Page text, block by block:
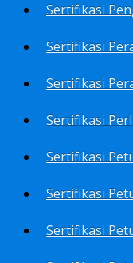
Sertifikasi
Sertifikasi
Sertifikasi
Sertifikasi